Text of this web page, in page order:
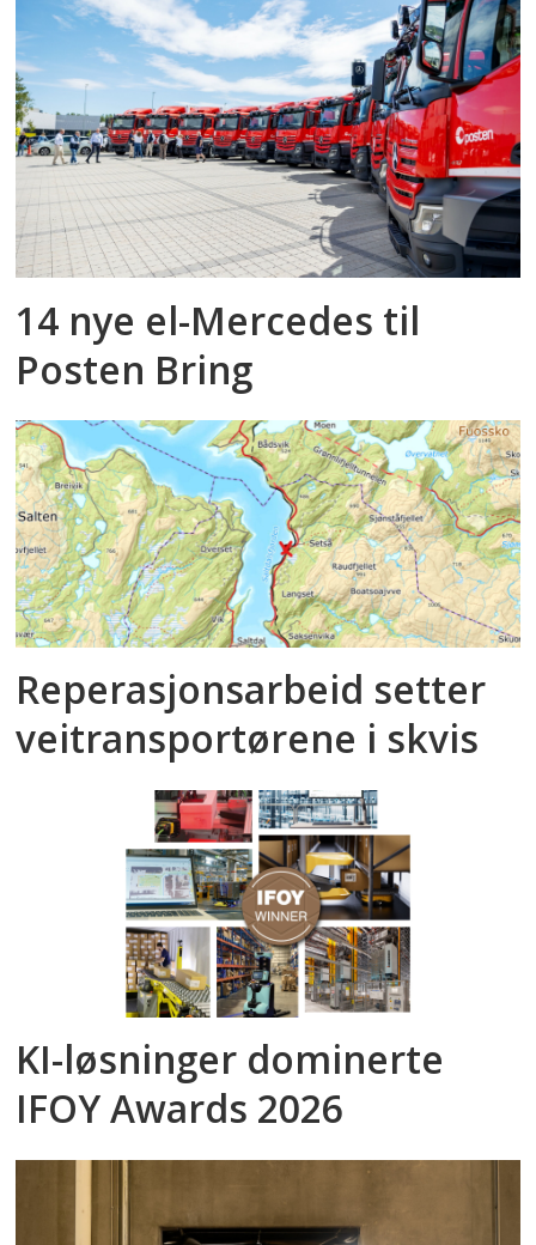
14 nye el-Mercedes til
Posten Bring
Reperasjonsarbeid setter
veitransportørene i skvis
KI-løsninger dominerte
IFOY Awards 2026